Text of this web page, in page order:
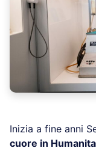
Inizia a fine anni
cuore in